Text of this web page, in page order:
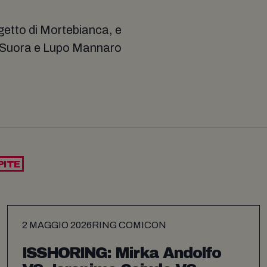
di Mortebianca, e
e Lupo Mannaro
2 MAGGIO 2026RING COMICON
ISSHORING: Mirka Andolfo